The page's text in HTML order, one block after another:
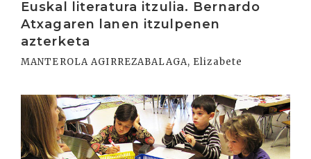
Euskal literatura itzulia. Bernardo
Atxagaren lanen itzulpenen
azterketa
MANTEROLA AGIRREZABALAGA, Elizabete
Irakurri